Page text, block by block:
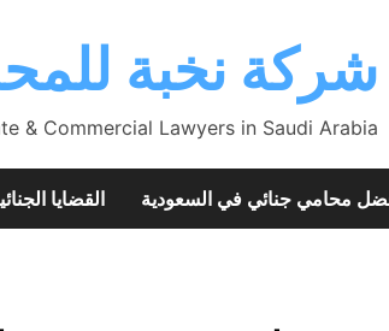
شركة نخبة
& Commercial Lawyers in Saudi Arabia
محامي جنائي في السعودية القضايا